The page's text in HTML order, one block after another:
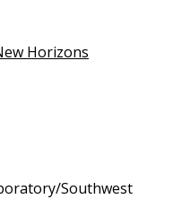
Horizons
Southwest